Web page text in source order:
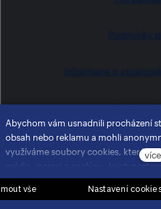
Nastavení
Tento web běží
Abychom vám usnadnili procházení
obsah nebo reklamu a mohli
využíváme soubory cookies, které
média, inzerci a analýzu. Jejich
cookies" a kdykoliv jej můžete
informace najdete v našichzásadách
více
Nastavení
vše